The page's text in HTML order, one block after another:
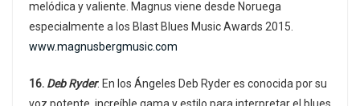
melódica y valiente. Magnus viene desde Noruega
especialmente a los Blast Blues Music Awards 2015.
www.magnusbergmusic.com
16. Deb Ryder. En los Ángeles Deb Ryder es conocida por su